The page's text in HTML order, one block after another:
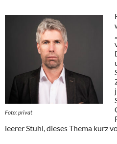
Foto: privat
leerer Stuhl, dieses Thema kurz